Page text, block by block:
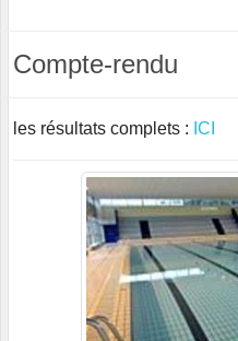
Compte-rendu
les résultats complets : ICI